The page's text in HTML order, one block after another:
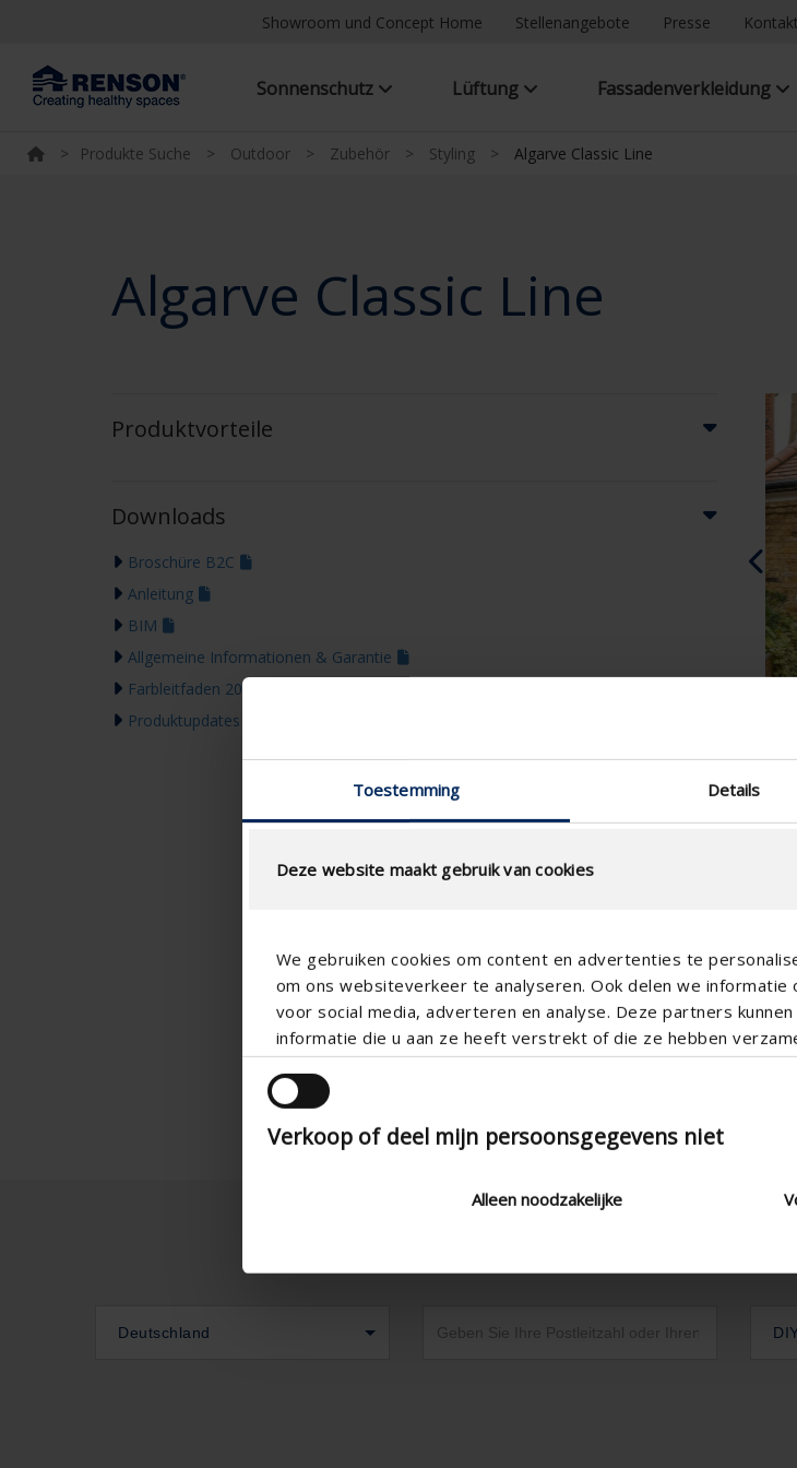
Toestemming Details
Deze website maakt gebruik van cookies
We gebruiken cookies om content en advertenties te
om ons websiteverkeer te analyseren. Ook delen we
voor social media, adverteren en analyse. Deze partners
informatie die u aan ze heeft verstrekt of die ze hebben
Verkoop of deel mijn persoonsgegevens niet
Alleen noodzakelijke
Showroom und Concept Home Stellenangebote Presse
Sonnenschutz Lüftung Fassadenverkleidung
> Produkte Suche > Outdoor > Zubehör > Styling > Algarve Classic Line
Algarve Classic Line
Produktvorteile
Downloads
Broschüre B2C
Anleitung
BIM
Allgemeine Informationen & Garantie
Farbleitfaden 2026
Produktupdates & Kommunikation
Deutschland